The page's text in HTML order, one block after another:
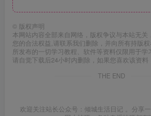
© 版权声明
本网站内容全部来自网络，版权争议与本站无关
您的合法权益,请联系我们删除，并向所有持版
所发布的一切学习教程、软件等资料仅限用于学
请自觉下载后24小时内删除，如果您喜欢该资料
THE END
欢迎关注站长公众号：倾城生活日记 。分享